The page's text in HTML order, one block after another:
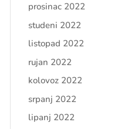
prosinac 2022
studeni 2022
listopad 2022
rujan 2022
kolovoz 2022
srpanj 2022
lipanj 2022